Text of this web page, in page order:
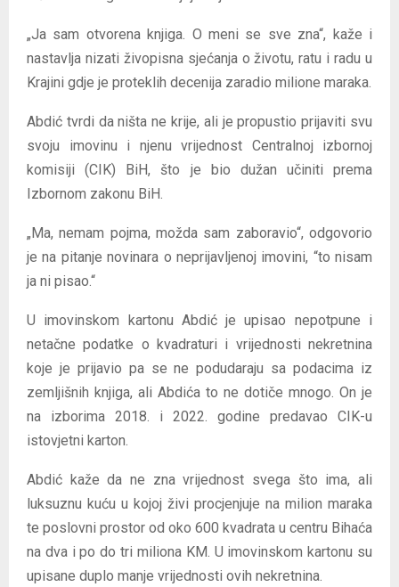
„Ja sam otvorena knjiga. O meni se sve zna“, kaže i
nastavlja nizati živopisna sjećanja o životu, ratu i radu u
Krajini gdje je proteklih decenija zaradio milione maraka.
Abdić tvrdi da ništa ne krije, ali je propustio prijaviti svu
svoju imovinu i njenu vrijednost Centralnoj izbornoj
komisiji (CIK) BiH, što je bio dužan učiniti prema
Izbornom zakonu BiH.
„Ma, nemam pojma, možda sam zaboravio“, odgovorio
je na pitanje novinara o neprijavljenoj imovini, “to nisam
ja ni pisao.“
U imovinskom kartonu Abdić je upisao nepotpune i
netačne podatke o kvadraturi i vrijednosti nekretnina
koje je prijavio pa se ne podudaraju sa podacima iz
zemljišnih knjiga, ali Abdića to ne dotiče mnogo. On je
na izborima 2018. i 2022. godine predavao CIK-u
istovjetni karton.
Abdić kaže da ne zna vrijednost svega što ima, ali
luksuznu kuću u kojoj živi procjenjuje na milion maraka
te poslovni prostor od oko 600 kvadrata u centru Bihaća
na dva i po do tri miliona KM. U imovinskom kartonu su
upisane duplo manje vrijednosti ovih nekretnina.